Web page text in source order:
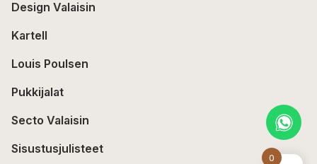
0
Design Valaisin
Kartell
Louis Poulsen
Pukkijalat
Secto Valaisin
Sisustusjulisteet